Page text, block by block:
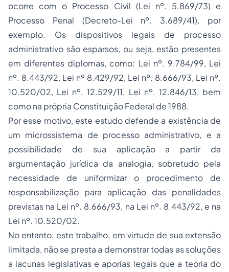
ocorre com o Processo Civil (Lei nº. 5.869/73) e
Processo Penal (Decreto-Lei nº. 3.689/41), por
exemplo. Os dispositivos legais de processo
administrativo são esparsos, ou seja, estão presentes
em diferentes diplomas, como: Lei nº. 9.784/99, Lei
nº. 8.443/92, Lei nº 8.429/92, Lei nº. 8.666/93, Lei nº.
10.520/02, Lei nº. 12.529/11, Lei nº. 12.846/13, bem
como na própria Constituição Federal de 1988.
Por esse motivo, este estudo defende a existência de
um microssistema de processo administrativo, e a
possibilidade de sua aplicação a partir da
argumentação jurídica da analogia, sobretudo pela
necessidade de uniformizar o procedimento de
responsabilização para aplicação das penalidades
previstas na Lei nº. 8.666/93, na Lei nº. 8.443/92, e na
Lei nº. 10.520/02.
No entanto, este trabalho, em virtude de sua extensão
limitada, não se presta a demonstrar todas as soluções
a lacunas legislativas e aporias legais que a teoria do